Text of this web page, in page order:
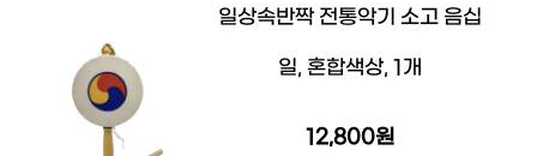
일상속반짝 전통악기 소고 음십
일, 혼합색상, 1개
12,800원